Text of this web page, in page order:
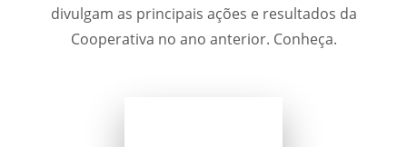
divulgam as principais ações e resultados da
Cooperativa no ano anterior. Conheça.